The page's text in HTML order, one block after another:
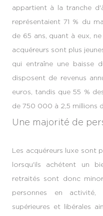
appartient à la tranche
représentaient 71 % du
de 65 ans, quant à eux,
acquéreurs sont plus
qui entraîne une baisse
disposent de revenus
euros, tandis que 55 %
de 750 000 à 2,5 millions
Une majorité de
Les acquéreurs luxe sont
lorsqu'ils achétent un
retraités sont donc
personnes en activité,
supérieures et libérales